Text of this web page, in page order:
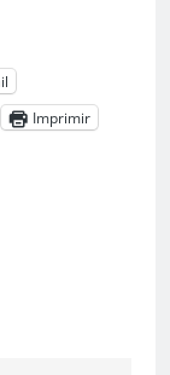
Imprimir